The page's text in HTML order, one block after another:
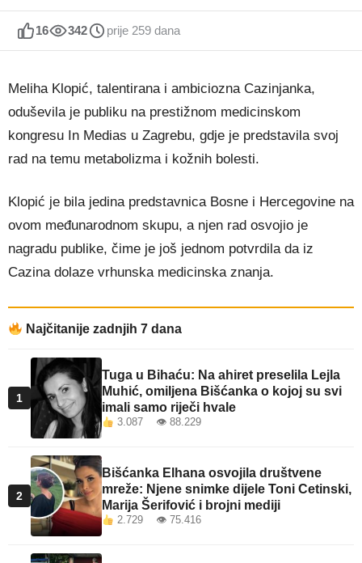
16 342 prije 259 dana
Meliha Klopić, talentirana i ambiciozna Cazinjanka,
oduševila je publiku na prestižnom medicinskom
kongresu In Medias u Zagrebu, gdje je predstavila svoj
rad na temu metabolizma i kožnih bolesti.
Klopić je bila jedina predstavnica Bosne i Hercegovine na
ovom međunarodnom skupu, a njen rad osvojio je
nagradu publike, čime je još jednom potvrdila da iz
Cazina dolaze vrhunska medicinska znanja.
Najčitanije zadnjih 7 dana
1
Tuga u Bihaću: Na ahiret preselila Lejla
Muhić, omiljena Bišćanka o kojoj su svi
imali samo riječi hvale
3.087 👁 88.229
2
Bišćanka Elhana osvojila društvene
mreže: Njene snimke dijele Toni Cetinski,
Marija Šerifović i brojni mediji
2.729 👁 75.416